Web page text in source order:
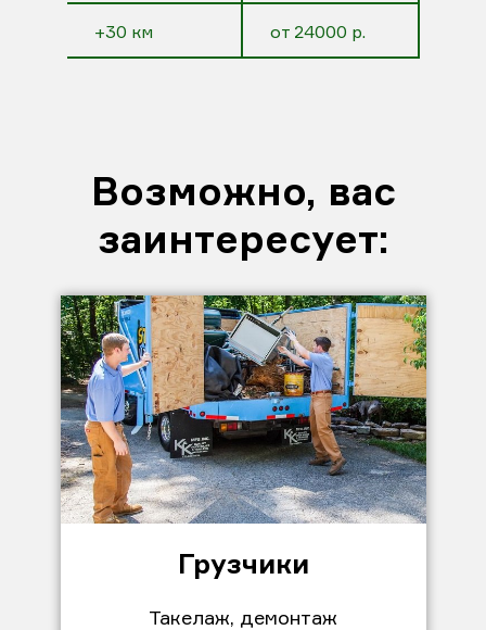
+30 км от 24000 р.
Возможно, вас
заинтересует:
Грузчики
Такелаж, демонтаж